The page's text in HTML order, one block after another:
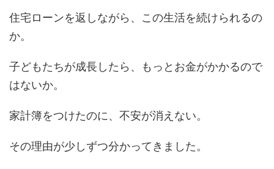
住宅ローンを返しながら、この生活を続けられるの
か。
子どもたちが成長したら、もっとお金がかかるので
はないか。
家計簿をつけたのに、不安が消えない。
その理由が少しずつ分かってきました。